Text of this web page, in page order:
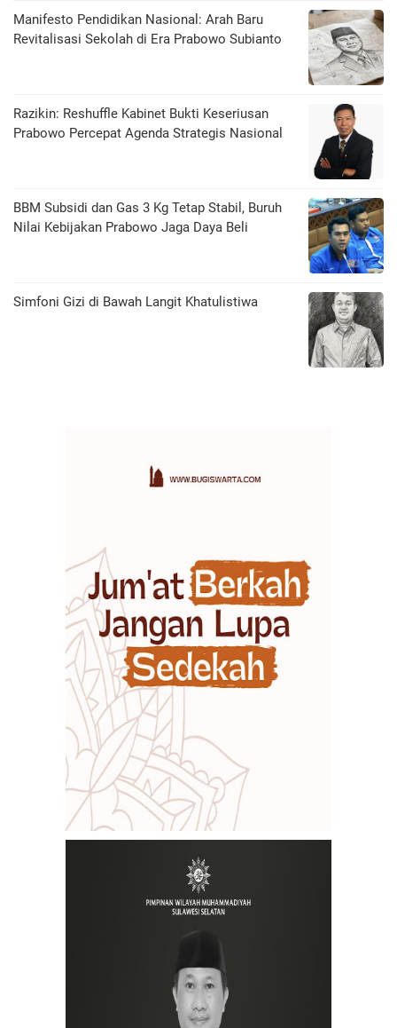
Manifesto Pendidikan Nasional: Arah Baru
Revitalisasi Sekolah di Era Prabowo Subianto
Razikin: Reshuffle Kabinet Bukti Keseriusan
Prabowo Percepat Agenda Strategis Nasional
BBM Subsidi dan Gas 3 Kg Tetap Stabil, Buruh
Nilai Kebijakan Prabowo Jaga Daya Beli
​Simfoni Gizi di Bawah Langit Khatulistiwa